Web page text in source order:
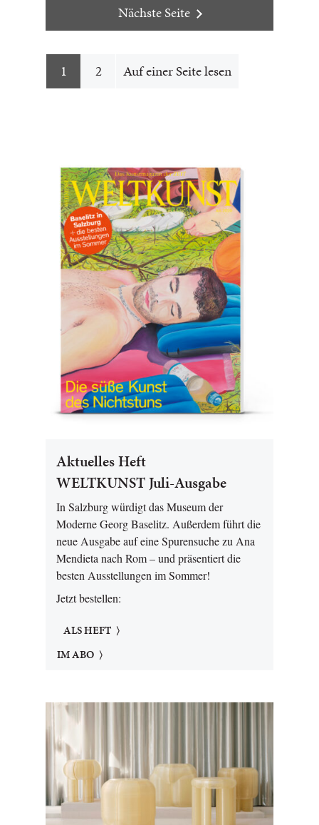
Nächste Seite
1 2 Auf einer Seite lesen
Aktuelles Heft
WELTKUNST Juli-Ausgabe
In Salzburg würdigt das Museum der
Moderne Georg Baselitz. Außerdem führt die
neue Ausgabe auf eine Spurensuche zu Ana
Mendieta nach Rom – und präsentiert die
besten Ausstellungen im Sommer!
Jetzt bestellen:
ALS HEFT
IM ABO